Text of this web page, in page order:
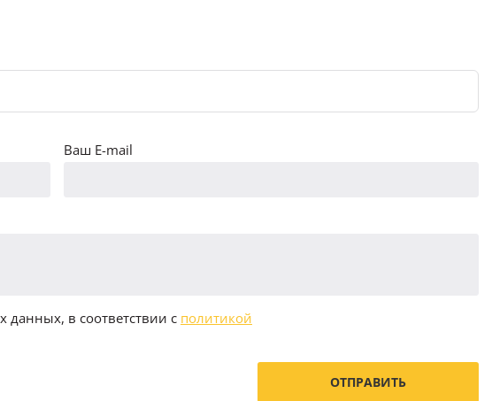
Ваш E-mail
данных, в соответствии с политикой